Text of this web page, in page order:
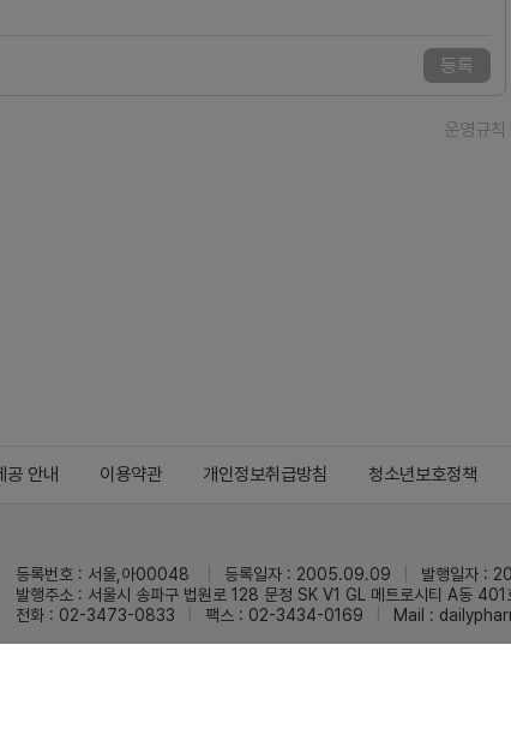
등록
운영규칙
공 안내 이용약관 개인정보취급방침 청소년보호정책
등록번호 : 서울,아00048 등록일자 : 2005.09.09 발행일자 :
발행주소 : 서울시 송파구 법원로 128 문정 SK V1 GL 메트로시티 A동 401
전화 : 02-3473-0833
팩스 : 02-3434-0169 Mail :